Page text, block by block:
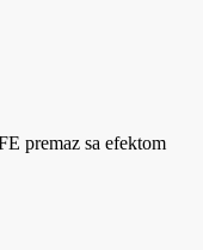
premaz sa efektom